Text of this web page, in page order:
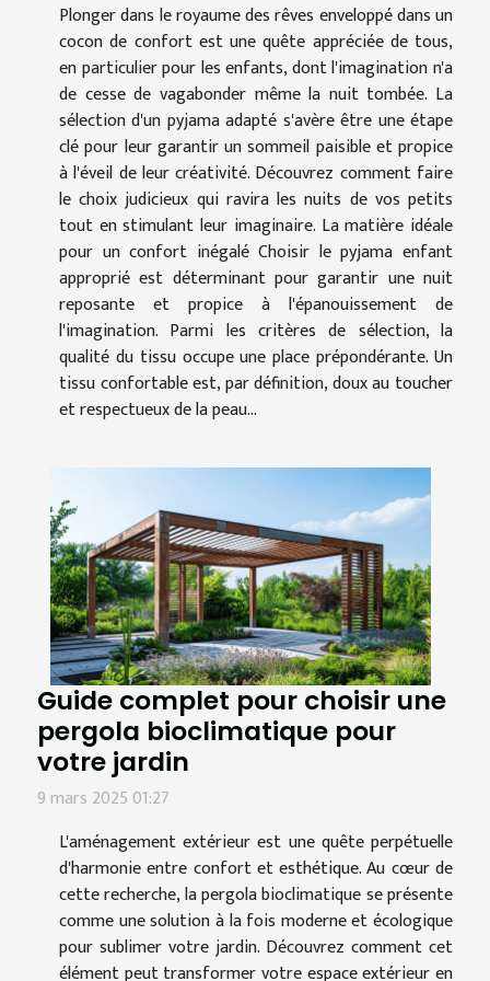
Plonger dans le royaume des rêves enveloppé dans un
cocon de confort est une quête appréciée de tous,
en particulier pour les enfants, dont l'imagination n'a
de cesse de vagabonder même la nuit tombée. La
sélection d'un pyjama adapté s'avère être une étape
clé pour leur garantir un sommeil paisible et propice
à l'éveil de leur créativité. Découvrez comment faire
le choix judicieux qui ravira les nuits de vos petits
tout en stimulant leur imaginaire. La matière idéale
pour un confort inégalé Choisir le pyjama enfant
approprié est déterminant pour garantir une nuit
reposante et propice à l'épanouissement de
l'imagination. Parmi les critères de sélection, la
qualité du tissu occupe une place prépondérante. Un
tissu confortable est, par définition, doux au toucher
et respectueux de la peau...
Guide complet pour choisir une
pergola bioclimatique pour
votre jardin
9 mars 2025 01:27
L'aménagement extérieur est une quête perpétuelle
d'harmonie entre confort et esthétique. Au cœur de
cette recherche, la pergola bioclimatique se présente
comme une solution à la fois moderne et écologique
pour sublimer votre jardin. Découvrez comment cet
élément peut transformer votre espace extérieur en